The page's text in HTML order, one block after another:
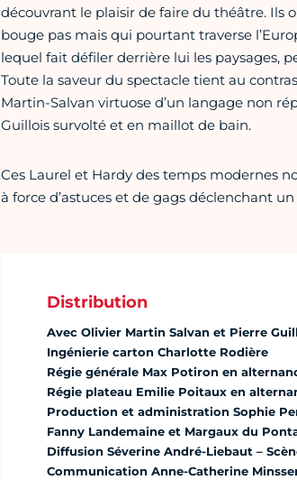
découvrant le plaisir de faire du théâtre. Ils
bouge pas mais qui pourtant traverse
lequel fait défiler derrière lui les paysages,
Toute la saveur du spectacle tient au
Martin-Salvan virtuose d’un langage non
Guillois survolté et en maillot de bain.
Ces Laurel et Hardy des temps modernes
à force d’astuces et de gags déclenchant
Distribution
Avec Olivier Martin Salvan et Pierre
Ingénierie carton Charlotte Rodière
Régie générale Max Potiron en
Régie plateau Emilie Poitaux en
Production et administration Sophie
Fanny Landemaine et Margaux du
Diffusion Séverine André-Liebaut –
Communication Anne-Catherine